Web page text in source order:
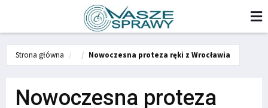
Strona główna Nowoczesna proteza ręki z Wrocławia
Nowoczesna proteza